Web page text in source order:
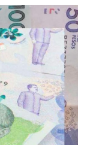
en
exige
que
logren
un
entre
la